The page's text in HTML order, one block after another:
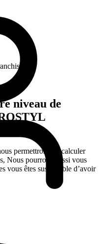
niveau de
permettrons de calculer
Nous pourrons aussi vous
vous êtes susceptible d’avoir